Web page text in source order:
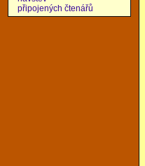
připojených čtenářů